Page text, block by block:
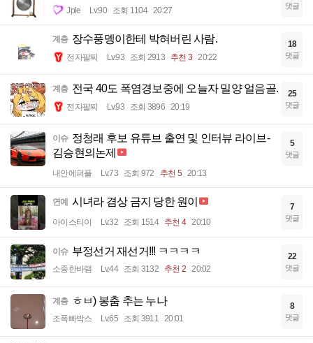
Jple Lv.90 조회 1104 20:27 댓글
계층 장수풍뎅이한테 박혀버린 사람.
전자팔찌 Lv.93 조회 2913 추천 3 20:22
18
댓글
계층 전국 40도 폭염경보중에 오늘자 밀양 얼음골.
전자팔찌 Lv.93 조회 3896 20:19
25
댓글
이슈 정청래 후보 유튜브 출연 및 인터뷰 라이브-
김승현의논제
내안에퍼플 Lv.73 조회 972 추천 5 20:13
5
댓글
연예 시녀라 겸상 금지 당한 원이
아이스티이 Lv.32 조회 1514 추천 4 20:10
7
댓글
이슈 부정선거 재선거!!! ㅋㅋㅋㅋ
소중한바램 Lv.44 조회 3132 추천 2 20:02
22
댓글
계층 ㅎㅂ) 봉춤 추는 누나
조폭빠박스 Lv.65 조회 3911 20:01
8
댓글